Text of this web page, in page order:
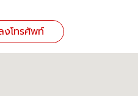
งโทรศัพท์